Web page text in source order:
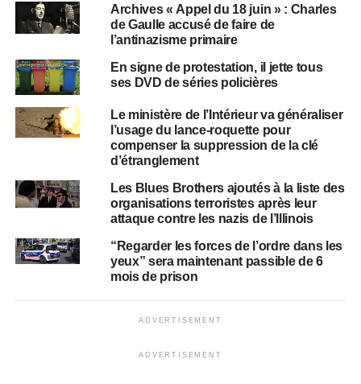
Archives « Appel du 18 juin » : Charles
de Gaulle accusé de faire de
l’antinazisme primaire
En signe de protestation, il jette tous
ses DVD de séries policières
Le ministère de l’Intérieur va généraliser
l’usage du lance-roquette pour
compenser la suppression de la clé
d’étranglement
Les Blues Brothers ajoutés à la liste des
organisations terroristes après leur
attaque contre les nazis de l’Illinois
“Regarder les forces de l’ordre dans les
yeux” sera maintenant passible de 6
mois de prison
ADVERTISEMENT
ADVERTISEMENT